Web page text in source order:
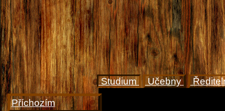
Studium Učebny
Příchozím